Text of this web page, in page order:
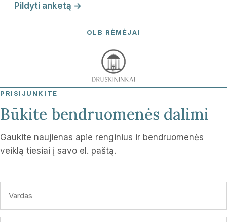
Pildyti anketą →
OLB RĖMĖJAI
PRISIJUNKITE
Būkite bendruomenės dalimi
Gaukite naujienas apie renginius ir bendruomenės
veiklą tiesiai į savo el. paštą.